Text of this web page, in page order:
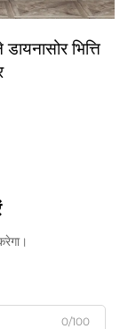
भित्ति
0/100